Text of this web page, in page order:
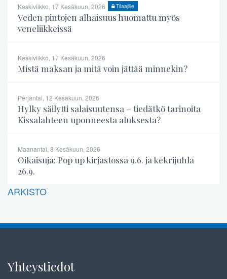
Keskiviikko, 17 Kesäkuun, 2026 Tilaajille
Veden pintojen alhaisuus huomattu myös
veneliikkeissä
Keskiviikko, 17 Kesäkuun, 2026
Mistä maksan ja mitä voin jättää minnekin?
Perjantai, 12 Kesäkuun, 2026
Hylky säilytti salaisuutensa – tiedätkö tarinoita
Kissalahteen uponneesta aluksesta?
Maanantai, 8 Kesäkuun, 2026
Oikaisuja: Pop up kirjastossa 9.6. ja kekrijuhla
26.9.
ARKISTO
Yhteystiedot